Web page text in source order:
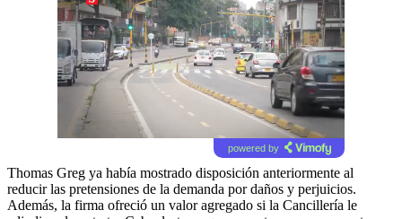
powered by
Thomas Greg ya había mostrado disposición anteriormente al
reducir las pretensiones de la demanda por daños y perjuicios.
Además, la firma ofreció un valor agregado si la Cancillería le